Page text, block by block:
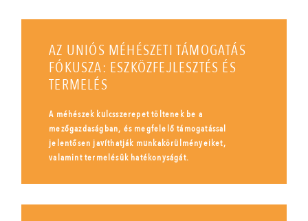
AZ UNIÓS MÉHÉSZETI TÁMOGATÁS
FÓKUSZA: ESZKÖZFEJLESZTÉS ÉS
TERMELÉS
A méhészek kulcsszerepet töltenek be a
mezőgazdaságban, és megfelelő támogatással
jelentősen javíthatják munkakörülményeiket,
valamint termelésük hatékonyságát.